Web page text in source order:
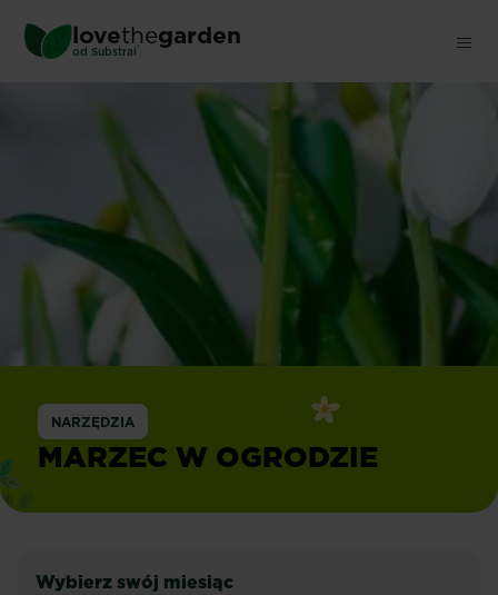
main
lovethegarden
od Substral ®
NARZĘDZIA
MARZEC W OGRODZIE
Wybierz swój miesiąc